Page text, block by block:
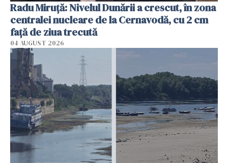
Radu Miruţă: Nivelul Dunării a crescut, în zona
centralei nucleare de la Cernavodă, cu 2 cm
faţă de ziua trecută
04 AUGUST 2026